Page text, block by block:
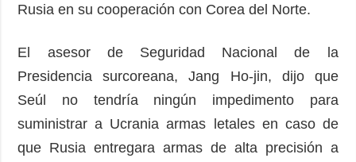
Rusia en su cooperación con Corea del Norte.
El asesor de Seguridad Nacional de la
Presidencia surcoreana, Jang Ho-jin, dijo que
Seúl no tendría ningún impedimento para
suministrar a Ucrania armas letales en caso de
que Rusia entregara armas de alta precisión a